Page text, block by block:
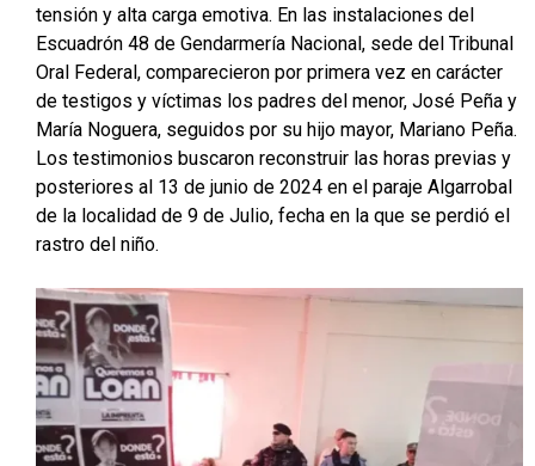
tensión y alta carga emotiva. En las instalaciones del
Escuadrón 48 de Gendarmería Nacional, sede del Tribunal
Oral Federal, comparecieron por primera vez en carácter
de testigos y víctimas los padres del menor, José Peña y
María Noguera, seguidos por su hijo mayor, Mariano Peña.
Los testimonios buscaron reconstruir las horas previas y
posteriores al 13 de junio de 2024 en el paraje Algarrobal
de la localidad de 9 de Julio, fecha en la que se perdió el
rastro del niño.